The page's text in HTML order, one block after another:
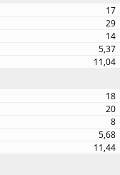
17
29
14
5,37
11,04
18
20
8
5,68
11,44